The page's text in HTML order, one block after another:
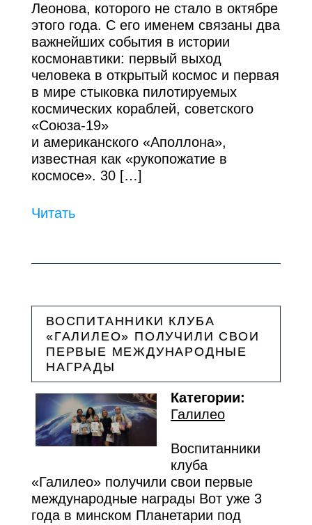
Леонова, которого не стало в октябре
этого года. С его именем связаны два
важнейших события в истории
космонавтики: первый выход
человека в открытый космос и первая
в мире стыковка пилотируемых
космических кораблей, советского
«Союза-19»
и американского «Аполлона»,
известная как «рукопожатие в
космосе». 30 […]
Читать
ВОСПИТАННИКИ КЛУБА
«ГАЛИЛЕО» ПОЛУЧИЛИ СВОИ
ПЕРВЫЕ МЕЖДУНАРОДНЫЕ
НАГРАДЫ
Категории:
Галилео
Воспитанники
клуба
«Галилео» получили свои первые
международные награды Вот уже 3
года в минском Планетарии под